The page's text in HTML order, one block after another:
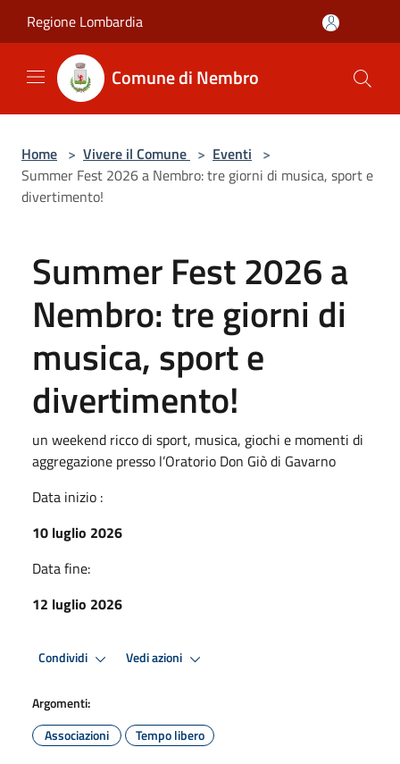
Regione Lombardia
Comune di Nembro
Home > Vivere il Comune > Eventi >
Summer Fest 2026 a Nembro: tre giorni di musica, sport e
divertimento!
Summer Fest 2026 a
Nembro: tre giorni di
musica, sport e
divertimento!
un weekend ricco di sport, musica, giochi e momenti di
aggregazione presso l’Oratorio Don Giò di Gavarno
Data inizio :
10 luglio 2026
Data fine:
12 luglio 2026
Condividi Vedi azioni
Argomenti:
Associazioni
Tempo libero